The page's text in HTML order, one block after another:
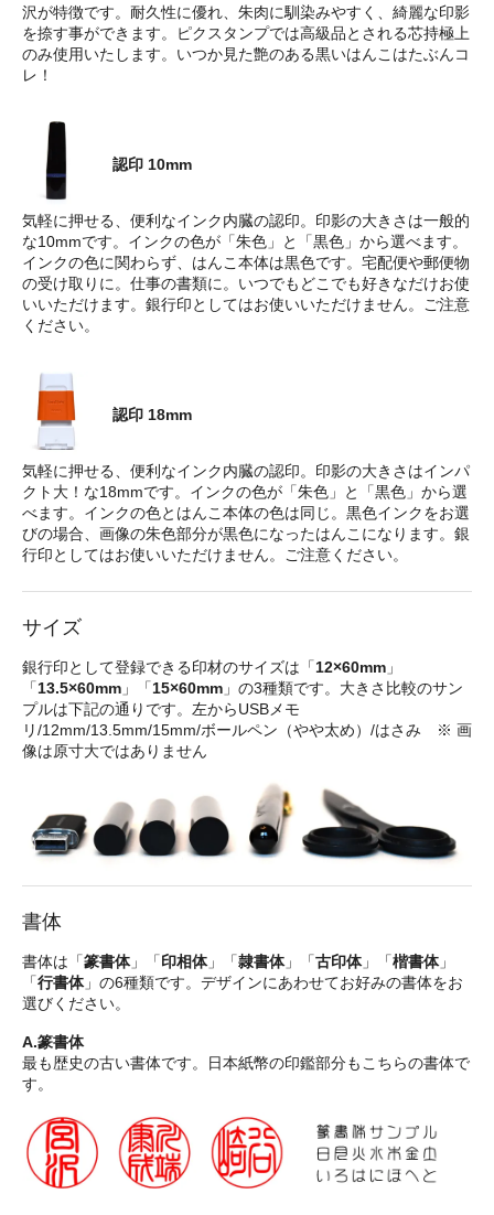
沢が特徴です。耐久性に優れ、朱肉に馴染みやすく、綺麗な印影
を捺す事ができます。ピクスタンプでは高級品とされる芯持極上
のみ使用いたします。いつか見た艶のある黒いはんこはたぶんコ
レ！
認印 10mm
気軽に押せる、便利なインク内臓の認印。印影の大きさは一般的
な10mmです。インクの色が「朱色」と「黒色」から選べます。
インクの色に関わらず、はんこ本体は黒色です。宅配便や郵便物
の受け取りに。仕事の書類に。いつでもどこでも好きなだけお使
いいただけます。銀行印としてはお使いいただけません。ご注意
ください。
認印 18mm
気軽に押せる、便利なインク内臓の認印。印影の大きさはインパ
クト大！な18mmです。インクの色が「朱色」と「黒色」から選
べます。インクの色とはんこ本体の色は同じ。黒色インクをお選
びの場合、画像の朱色部分が黒色になったはんこになります。銀
行印としてはお使いいただけません。ご注意ください。
サイズ
銀行印として登録できる印材のサイズは「12×60mm 」
「13.5×60mm 」「15×60mm 」の3種類です。大きさ比較のサン
プルは下記の通りです。左からUSBメモ
リ/12mm/13.5mm/15mm/ボールペン（やや太め）/はさみ ※ 画
像は原寸大ではありません
書体
書体は「篆書体」「印相体」「隷書体」「古印体」「楷書体」
「行書体」の6種類です。デザインにあわせてお好みの書体をお
選びください。
A.篆書体
最も歴史の古い書体です。日本紙幣の印鑑部分もこちらの書体で
す。